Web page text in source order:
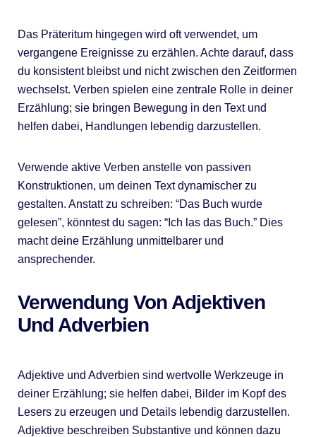
Das Präteritum hingegen wird oft verwendet, um
vergangene Ereignisse zu erzählen. Achte darauf, dass
du konsistent bleibst und nicht zwischen den Zeitformen
wechselst. Verben spielen eine zentrale Rolle in deiner
Erzählung; sie bringen Bewegung in den Text und
helfen dabei, Handlungen lebendig darzustellen.
Verwende aktive Verben anstelle von passiven
Konstruktionen, um deinen Text dynamischer zu
gestalten. Anstatt zu schreiben: “Das Buch wurde
gelesen”, könntest du sagen: “Ich las das Buch.” Dies
macht deine Erzählung unmittelbarer und
ansprechender.
Verwendung Von Adjektiven
Und Adverbien
Adjektive und Adverbien sind wertvolle Werkzeuge in
deiner Erzählung; sie helfen dabei, Bilder im Kopf des
Lesers zu erzeugen und Details lebendig darzustellen.
Adjektive beschreiben Substantive und können dazu